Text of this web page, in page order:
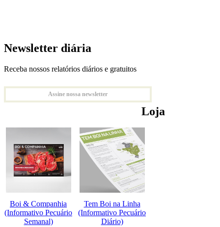
Newsletter diária
Receba nossos relatórios diários e gratuitos
Assine nossa newsletter
Loja
Boi & Companhia
(Informativo Pecuário
Semanal)
Tem Boi na Linha
(Informativo Pecuário
Diário)